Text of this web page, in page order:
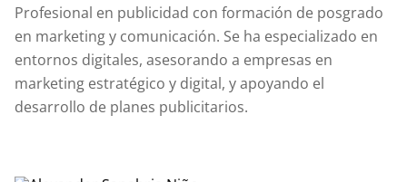
Profesional en publicidad con formación de posgrado
en marketing y comunicación. Se ha especializado en
entornos digitales, asesorando a empresas en
marketing estratégico y digital, y apoyando el
desarrollo de planes publicitarios.